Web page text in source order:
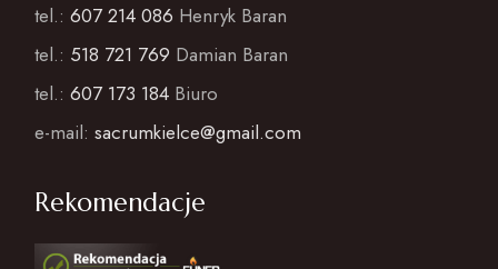
tel.:607 214 086 Henryk Baran
tel.: 518 721 769 Damian Baran
tel.:607 173 184 Biuro
e-mail:sacrumkielce@gmail.com
Rekomendacje